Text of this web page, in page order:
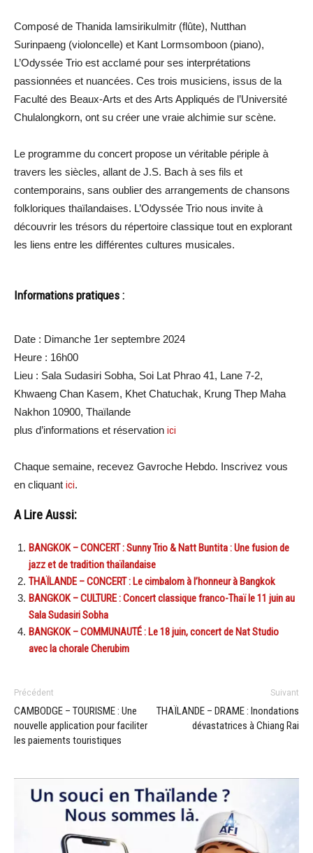
Composé de Thanida Iamsirikulmitr (flûte), Nutthan
Surinpaeng (violoncelle) et Kant Lormsomboon (piano),
L’Odyssée Trio est acclamé pour ses interprétations
passionnées et nuancées. Ces trois musiciens, issus de la
Faculté des Beaux-Arts et des Arts Appliqués de l’Université
Chulalongkorn, ont su créer une vraie alchimie sur scène.
Le programme du concert propose un véritable périple à
travers les siècles, allant de J.S. Bach à ses fils et
contemporains, sans oublier des arrangements de chansons
folkloriques thaïlandaises. L’Odyssée Trio nous invite à
découvrir les trésors du répertoire classique tout en explorant
les liens entre les différentes cultures musicales.
Informations pratiques :
Date : Dimanche 1er septembre 2024
Heure : 16h00
Lieu : Sala Sudasiri Sobha, Soi Lat Phrao 41, Lane 7-2,
Khwaeng Chan Kasem, Khet Chatuchak, Krung Thep Maha
Nakhon 10900, Thaïlande
plus d’informations et réservation ici
Chaque semaine, recevez Gavroche Hebdo. Inscrivez vous
en cliquant ici.
A Lire Aussi:
BANGKOK – CONCERT : Sunny Trio & Natt Buntita : Une fusion de
jazz et de tradition thaïlandaise
THAÏLANDE – CONCERT : Le cimbalom à l’honneur à Bangkok
BANGKOK – CULTURE : Concert classique franco-Thaï le 11 juin au
Sala Sudasiri Sobha
BANGKOK – COMMUNAUTÉ : Le 18 juin, concert de Nat Studio
avec la chorale Cherubim
Précédent
CAMBODGE – TOURISME : Une
nouvelle application pour faciliter
les paiements touristiques
Suivant
THAÏLANDE – DRAME : Inondations
dévastatrices à Chiang Rai